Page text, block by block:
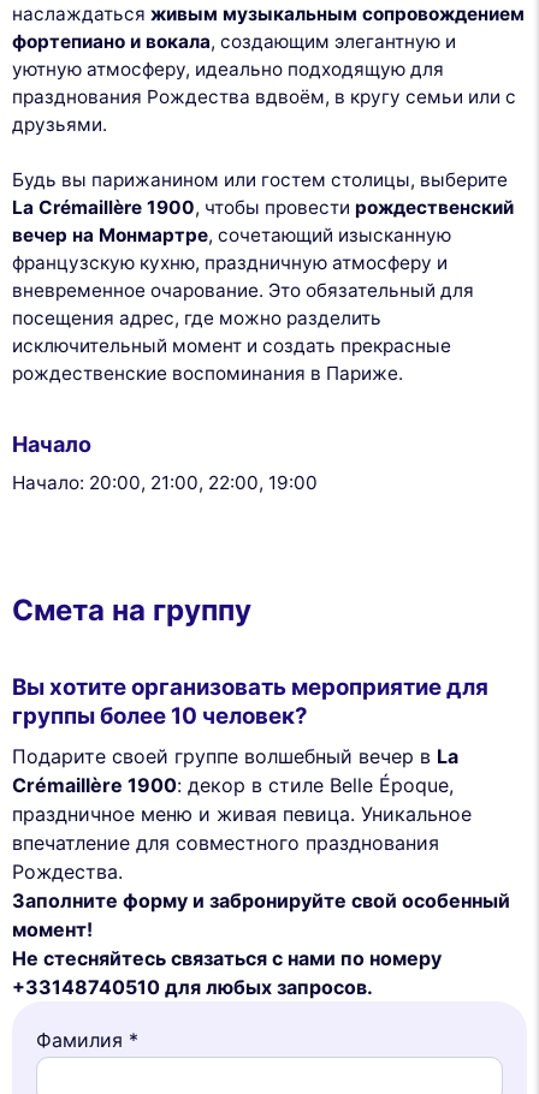
наслаждаться живым музыкальным сопровождением
фортепиано и вокала, создающим элегантную и
уютную атмосферу, идеально подходящую для
празднования Рождества вдвоём, в кругу семьи или с
друзьями.
Будь вы парижанином или гостем столицы, выберите
La Crémaillère 1900, чтобы провести рождественский
вечер на Монмартре, сочетающий изысканную
французскую кухню, праздничную атмосферу и
вневременное очарование. Это обязательный для
посещения адрес, где можно разделить
исключительный момент и создать прекрасные
рождественские воспоминания в Париже.
Начало
Начало: 20:00, 21:00, 22:00, 19:00
Смета на группу
Вы хотите организовать мероприятие для
группы более 10 человек?
Подарите своей группе волшебный вечер в La
Crémaillère 1900: декор в стиле Belle Époque,
праздничное меню и живая певица. Уникальное
впечатление для совместного празднования
Рождества.
Заполните форму и забронируйте свой особенный
момент!
Не стесняйтесь связаться с нами по номеру
+33148740510 для любых запросов.
Фамилия *